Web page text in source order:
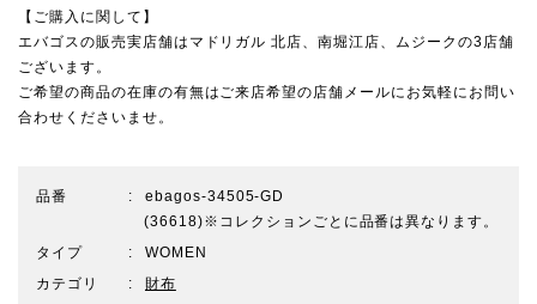
【ご購入に関して】
エバゴスの販売実店舗は マドリガル 北店、南堀江店、ムジーク の3店舗
ございます。
ご希望の商品の在庫の有無はご来店希望の店舗メールにお気軽にお問い
合わせくださいませ。
品番
ebagos-34505-GD
(36618)※コレクションごとに品番は異なります。
タイプ
WOMEN
カテゴリ
財布